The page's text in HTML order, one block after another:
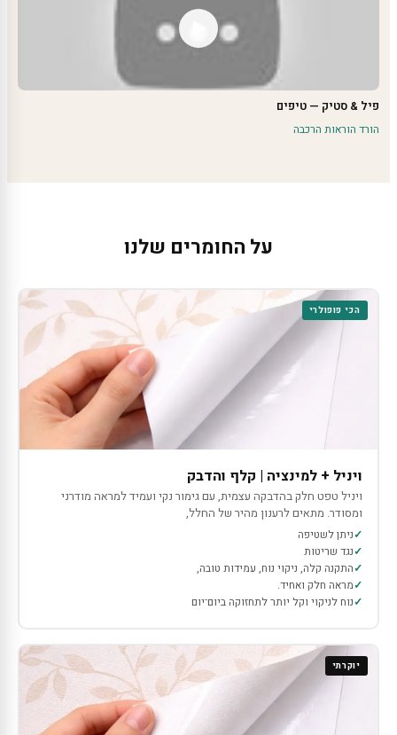
פיל & סטיק — טיפים
הורד הוראות הרכבה
על החומרים שלנו
הכי פופולרי
ויניל + למינציה | קלף והדבק
ויניל טפט חלק בהדבקה עצמית, עם גימור נקי ועמיד למראה מודרני
ומסודר. מתאים לרענון מהיר של החלל,
ניתן לשטיפה
נגד שריטות
התקנה קלה, ניקוי נוח, עמידות טובה,
מראה חלק ואחיד.
נוח לניקוי וקל יותר לתחזוקה ביום־יום
יוקרתי